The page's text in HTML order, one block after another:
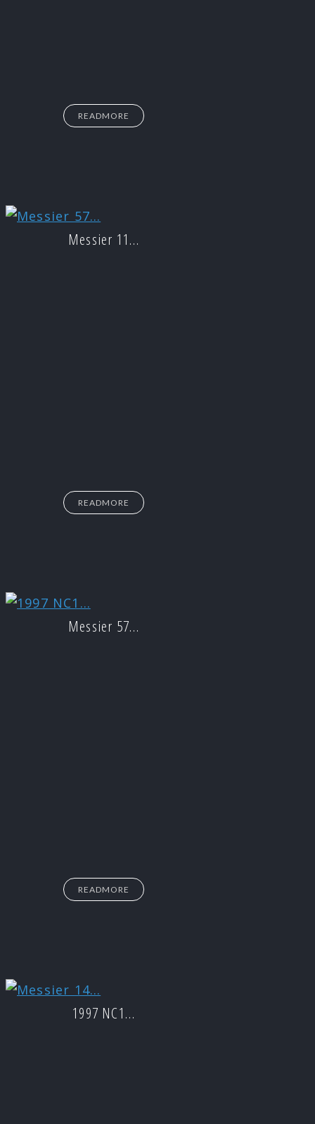
READMORE
Messier 11…
READMORE
Messier 57…
READMORE
1997 NC1…